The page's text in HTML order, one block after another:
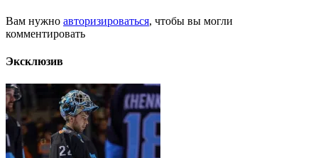
Вам нужно авторизироваться, чтобы вы могли
комментировать
Эксклюзив